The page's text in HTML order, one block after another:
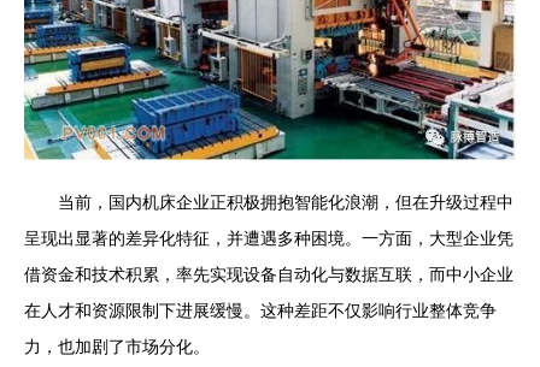
当前，国内机床企业正积极拥抱智能化浪潮，但在升级过程中
呈现出显著的差异化特征，并遭遇多种困境。一方面，大型企业凭
借资金和技术积累，率先实现设备自动化与数据互联，而中小企业
在人才和资源限制下进展缓慢。这种差距不仅影响行业整体竞争
力，也加剧了市场分化。